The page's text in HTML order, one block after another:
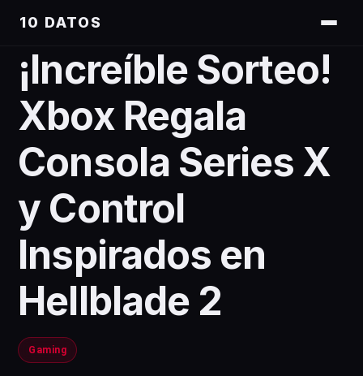
10 DATOS
¡Increíble Sorteo!
Xbox Regala
Consola Series X
y Control
Inspirados en
Hellblade 2
Gaming